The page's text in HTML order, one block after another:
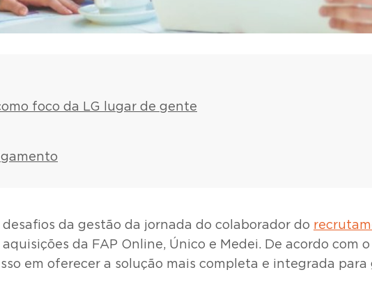
foco da LG lugar de gente
desafios da gestão da jornada do colaborador do
da FAP Online, Único e Medei. De acordo com
em oferecer a solução mais completa e integrada para